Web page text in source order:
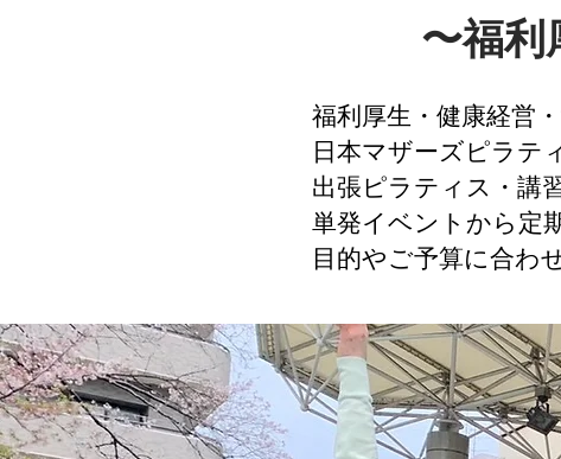
〜福利
福利厚生・健康経営
日本マザーズピラテ
出張ピラティス・講
単発イベントから定
目的やご予算に合わ